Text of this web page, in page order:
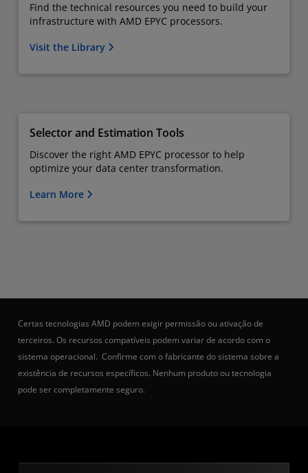
Find the technical resources you need to build your
infrastructure with AMD EPYC processors.
Visit the Library
Selector and Estimation Tools
Discover the right AMD EPYC processor to help
optimize your data center transformation.
Learn More
Certas tecnologias AMD podem exigir permissão ou ativação de
terceiros. Os recursos compatíveis podem variar de acordo com o
sistema operacional. Confirme com o fabricante do sistema sobre a
existência de recursos específicos. Nenhum produto ou tecnologia
pode ser completamente seguro.